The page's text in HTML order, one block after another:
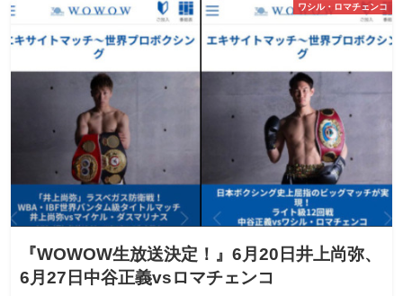
ワシル・ロマチェンコ
『WOWOW生放送決定！』6月20日井上尚弥、
6月27日中谷正義vsロマチェンコ